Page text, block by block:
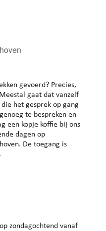
gevoerd? Precies,
gaat dat vanzelf
het gesprek op gang
te bespreken en
een kopje koffie bij ons
dagen op
De toegang is
zondagochtend vanaf